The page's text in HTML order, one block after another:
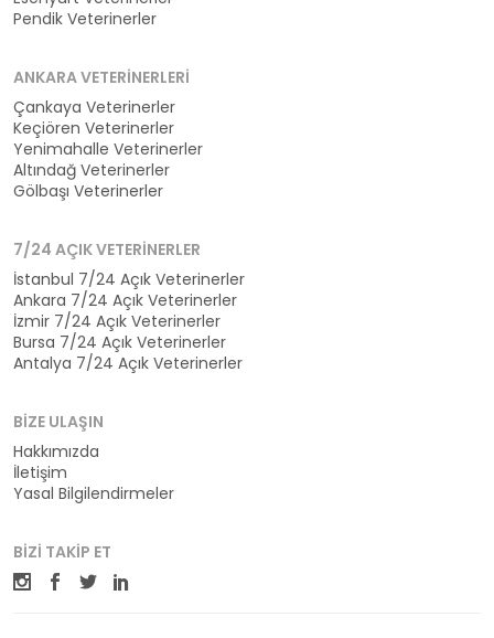
Pendik Veterinerler
ANKARA VETERINERLERI
Çankaya Veterinerler
Keçiören Veterinerler
Yenimahalle Veterinerler
Altındağ Veterinerler
Gölbaşı Veterinerler
7/24 AÇIK VETERINERLER
İstanbul 7/24 Açık Veterinerler
Ankara 7/24 Açık Veterinerler
İzmir 7/24 Açık Veterinerler
Bursa 7/24 Açık Veterinerler
Antalya 7/24 Açık Veterinerler
BIZE ULAŞIN
Hakkımızda
İletişim
Yasal Bilgilendirmeler
BIZI TAKIP ET